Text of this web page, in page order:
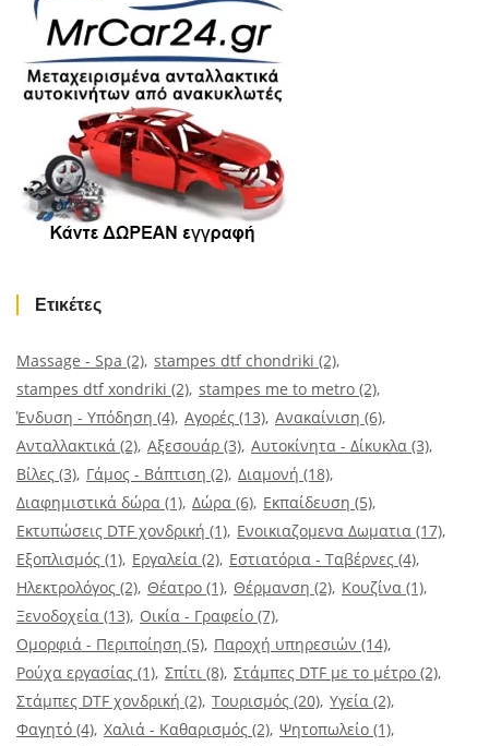
Ετικέτες
Massage - Spa (2) stampes dtf chondriki (2)
stampes dtf xondriki (2) stampes me to metro (2)
Ένδυση - Υπόδηση (4) Αγορές (13) Ανακαίνιση (6)
Ανταλλακτικά (2) Αξεσουάρ (3) Αυτοκίνητα - Δίκυκλα (3)
Βίλες (3) Γάμος - Βάπτιση (2) Διαμονή (18)
Διαφημιστικά δώρα (1) Δώρα (6) Εκπαίδευση (5)
Εκτυπώσεις DTF χονδρική (1) Ενοικιαζομενα Δωματια (17)
Εξοπλισμός (1) Εργαλεία (2) Εστιατόρια - Ταβέρνες (4)
Ηλεκτρολόγος (2) Θέατρο (1) Θέρμανση (2) Κουζίνα (1)
Ξενοδοχεία (13) Οικία - Γραφείο (7)
Ομορφιά - Περιποίηση (5) Παροχή υπηρεσιών (14)
Ρούχα εργασίας (1) Σπίτι (8) Στάμπες DTF με το μέτρο (2)
Στάμπες DTF χονδρική (2) Τουρισμός (20) Υγεία (2)
Φαγητό (4) Χαλιά - Καθαρισμός (2) Ψητοπωλείο (1)